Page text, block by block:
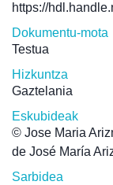
https://
Dokumentu-mota
Testua
Hizkuntza
Gaztelania
Eskubideak
© Jose Maria
de José María
Sarbidea